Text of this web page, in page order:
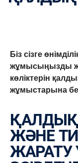
Біз сізге
жұмысыңызды
көліктерін
жұмыстарына
ҚАЛДЫҚТАРДЫ ҚАУІПСІЗ
ЖӘНЕ
ЖАРАТУ